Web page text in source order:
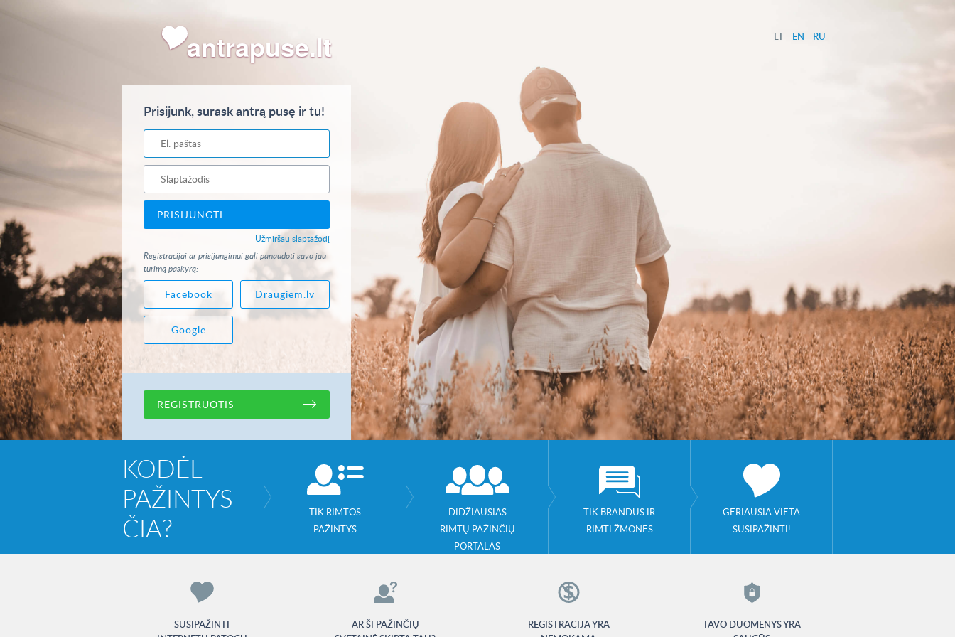
antrapuse.lt LT EN RU
Prisijunk, surask antrą pusę ir tu!
Užmiršau slaptažodį
Registracijai ar prisijungimui gali panaudoti savo jau
turimą paskyrą:
Facebook Draugiem.lv
Google
REGISTRUOTIS
KODĖL
PAŽINTYS
ČIA?
TIK RIMTOS
PAŽINTYS
DIDŽIAUSIAS
RIMTŲ PAŽINČIŲ
PORTALAS
TIK BRANDŪS IR
RIMTI ŽMONĖS
GERIAUSIA VIETA
SUSIPAŽINTI!
SUSIPAŽINTI
AR ŠI PAŽINČIŲ
REGISTRACIJA YRA
TAVO DUOMENYS YRA